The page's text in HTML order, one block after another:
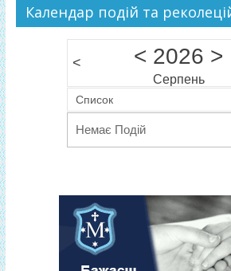
Календар подій та
< < 2026 >
Серпень
Список
Немає Подій